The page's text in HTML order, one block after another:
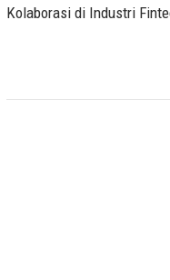
Kolaborasi di Industri